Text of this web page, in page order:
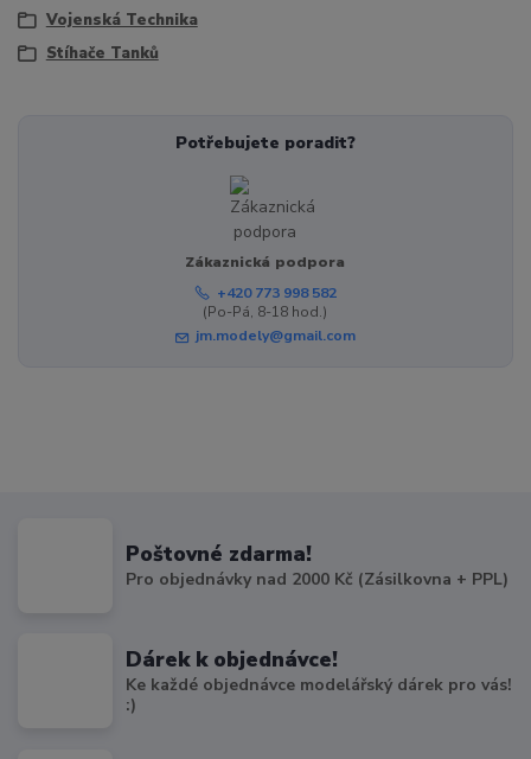
Vojenská Technika
Stíhače Tanků
Potřebujete poradit?
Zákaznická podpora
+420 773 998 582
(Po-Pá, 8-18 hod.)
jm.modely@gmail.com
Poštovné zdarma!
Pro objednávky nad 2000 Kč (Zásilkovna + PPL)
Dárek k objednávce!
Ke každé objednávce modelářský dárek pro vás!
:)